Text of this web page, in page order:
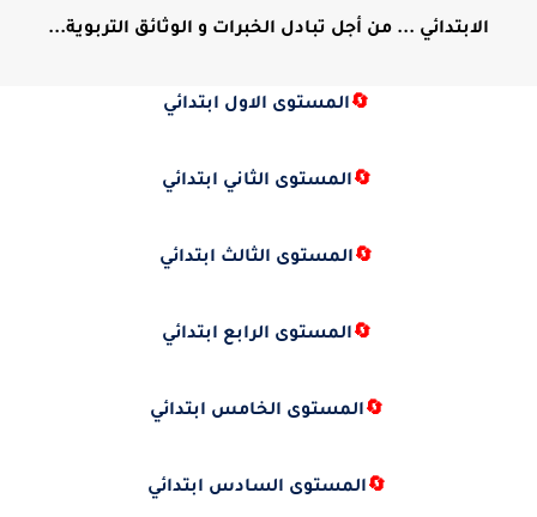
الابتدائي ... من أجل تبادل الخبرات و الوثائق التربوية...
🔄المستوى الاول ابتدائي
🔄المستوى الثاني ابتدائي
🔄المستوى الثالث ابتدائي
🔄المستوى الرابع ابتدائي
🔄المستوى الخامس ابتدائي
🔄المستوى السادس ابتدائي